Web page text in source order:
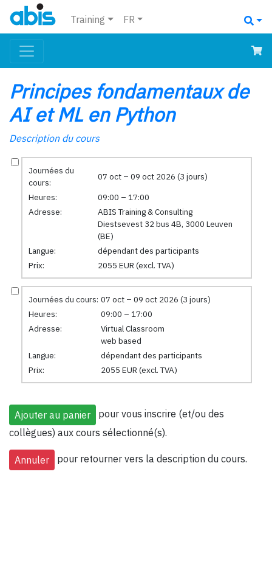
Training FR
Principes fondamentaux de
AI et ML en Python
Description du cours
Journées du
cours:
07 oct – 09 oct 2026 (3 jours)
Heures:
09:00 – 17:00
Adresse:
ABIS Training & Consulting
Diestsevest 32 bus 4B, 3000 Leuven
(BE)
Langue:
dépendant des participants
Prix:
2055 EUR (excl. TVA)
Journées du cours: 07 oct – 09 oct 2026 (3 jours)
Heures:
09:00 – 17:00
Adresse:
Virtual Classroom
web based
Langue:
dépendant des participants
Prix:
2055 EUR (excl. TVA)
pour vous inscrire (et/ou des
collègues) aux cours sélectionné(s).
pour retourner vers la description du cours.